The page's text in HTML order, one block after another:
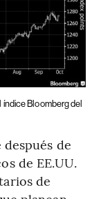
índice Bloomberg del
de
de EE.UU.
de